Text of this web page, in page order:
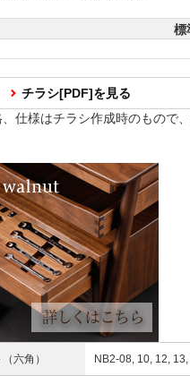
標
チラシ[PDF]を見る
仕様はチラシ作成時のもので
六角） NB2-08, 10, 12,